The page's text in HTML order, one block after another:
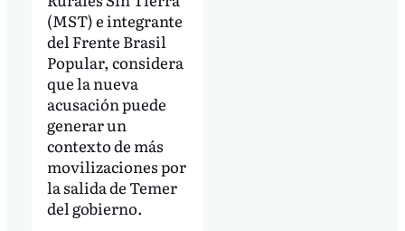
(MST) e integrante
del Frente Brasil
Popular, considera
que la nueva
acusación puede
generar un
contexto de más
movilizaciones por
la salida de Temer
del gobierno.